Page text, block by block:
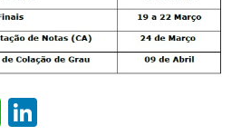
WhatsApp